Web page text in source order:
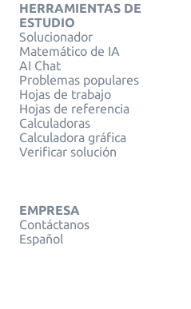
HERRAMIENTAS DE
ESTUDIO
Solucionador
Matemático de IA
AI Chat
Problemas populares
Hojas de trabajo
Hojas de referencia
Calculadoras
Calculadora gráfica
Verificar solución
EMPRESA
Contáctanos
Español